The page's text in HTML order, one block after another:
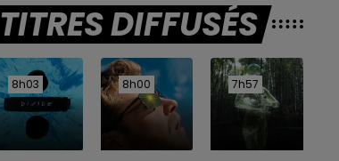
TITRES DIFFUSÉS
8h03
8h03 8h00
8h00 7h57
7h57